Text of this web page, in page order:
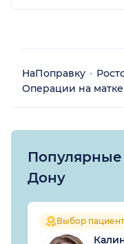
НаПоправку
Операции на матке
Популярные
Дону
Выбор